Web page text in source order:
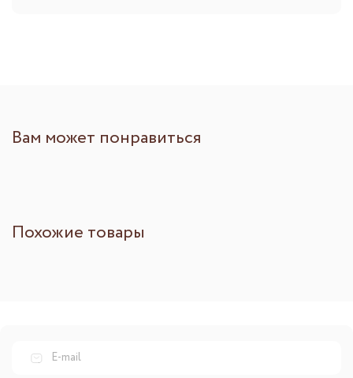
Вам может понравиться
Похожие товары